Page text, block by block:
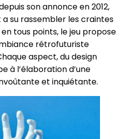
son annonce en 2012,
su rassembler les craintes
tous points, le jeu propose
rétrofuturiste
aspect, du design
à l’élaboration d’une
et inquiétante.